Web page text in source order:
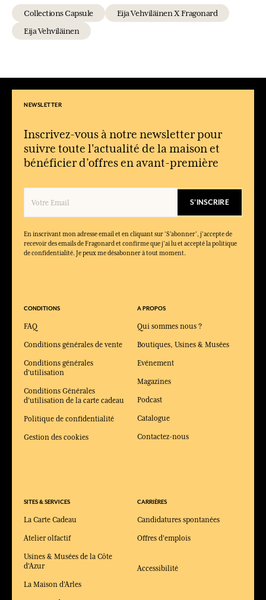
Collections Capsule
Eija Vehviläinen X Fragonard
Eija Vehviläinen
NEWSLETTER
Inscrivez-vous à notre newsletter pour
suivre toute l'actualité de la maison et
bénéficier d’offres en avant-première
S'INSCRIRE
En inscrivant mon adresse email et en cliquant sur ‘S’abonner’, j'accepte de
recevoir des emails de Fragonard et confirme que j'ai lu et accepté la politique
de confidentialité. Je peux me désabonner à tout moment.
CONDITIONS
FAQ
Conditions générales de vente
Conditions générales
d'utilisation
Conditions Générales
d'utilisation de la carte cadeau
Politique de confidentialité
Gestion des cookies
SITES & SERVICES
La Carte Cadeau
Atelier olfactif
Usines & Musées de la Côte
d'Azur
La Maison d'Arles
A PROPOS
Qui sommes nous ?
Boutiques, Usines & Musées
Evénement
Magazines
Podcast
Catalogue
Contactez-nous
CARRIÈRES
Candidatures spontanées
Offres d'emplois
Accessibilité